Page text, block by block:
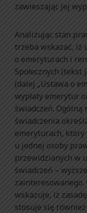
zawieszając jej
Analizując stan
trzeba wskazać, iż
o emeryturach i
Społecznych (tekst
(dalej „Ustawa o
wypłaty emerytur
świadczeń. Ogólną
świadczenia
emeryturach,
u jednej osoby
przewidzianych w
świadczeń –
zainteresowanego.
wskazuje, iż
stosuje się